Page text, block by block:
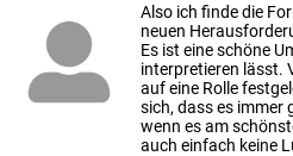
Also ich finde die
neuen
Es ist eine schöne
interpretieren lässt.
auf eine Rolle
sich, dass es immer
wenn es am
auch einfach keine